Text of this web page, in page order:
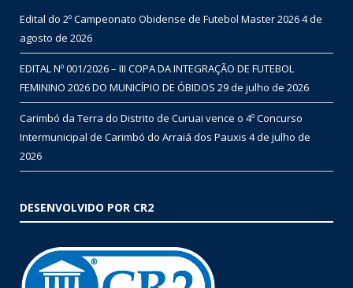
Edital do 2º Campeonato Obidense de Futebol Master 20264 de
agosto de 2026
EDITAL Nº 001/2026 – III COPA DA INTEGRAÇÃO DE FUTEBOL
FEMININO 2026 DO MUNICÍPIO DE ÓBIDOS 29 de julho de 2026
Carimbó da Terra do Distrito de Curuai vence o 4º Concurso
Intermunicipal de Carimbó do Arraiá dos Pauxis 4 de julho de
2026
DESENVOLVIDO POR CR2